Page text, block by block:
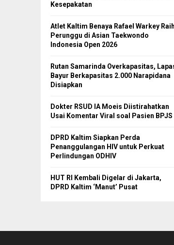
Kesepakatan
Atlet Kaltim Benaya Rafael Warkey Raih
Perunggu di Asian Taekwondo
Indonesia Open 2026
Rutan Samarinda Overkapasitas,
Bayur Berkapasitas 2.000 Narapidana
Disiapkan
Dokter RSUD IA Moeis Diistirahatkan
Usai Komentar Viral soal Pasien BPJS
DPRD Kaltim Siapkan Perda
Penanggulangan HIV untuk Perkuat
Perlindungan ODHIV
HUT RI Kembali Digelar di Jakarta,
DPRD Kaltim ‘Manut’ Pusat